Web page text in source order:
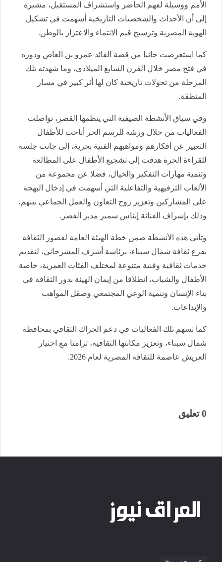
الأمم ووسيلة لفهم الحاضر واستشراف المستقبل، مشيرة
إلى أن الأحداث والشخصيات التاريخية أسهمت في تشكيل
الهوية المصرية وترسيخ قيم الانتماء والاعتزاز بالوطن.
كما استعرضت جانبا من قصة القائد عمرو بن العاص ودوره
في فتح مصر خلال القرن السابع الميلادي، وما شهدته تلك
المرحلة من تحولات تاريخية كان لها أثر كبير في مسار
المنطقة.
وفي سياق الأنشطة الصيفية التي ينظمها القصر، تواصلت
الفعاليات من خلال ورشة للرسم الحر أتاحت للأطفال
التعبير عن أفكارهم ومواهبهم الفنية بحرية، إلى جانب جلسة
للقراءة الحرة هدفت إلى تشجيع الأطفال على المطالعة
وتنمية مهارات التفكير والخيال، فضلا عن مجموعة من
الألعاب الترفيهية والتفاعلية التي أسهمت في إدخال البهجة
على المشاركين وتعزيز روح التعاون والعمل الجماعي بينهم،
وذلك بإشراف الفنانة إيناس سمير مدير القصر.
وتأتي هذه الأنشطة ضمن خطة الهيئة العامة لقصور الثقافة
بفرع ثقافة شمال سيناء، برئاسة أشرف المشرحاني، لتقديم
خدمات ثقافية وفنية متنوعة لمختلف الفئات العمرية، خاصة
الأطفال والشباب، انطلاقا من إيمان الهيئة بدور الثقافة في
بناء الإنسان وتنمية الوعي المجتمعي وصقل المواهب
والإبداعات.
كما تسهم تلك الفعاليات في دعم الحراك الثقافي بمحافظة
شمال سيناء، وتعزيز مكانتها الثقافية، تزامنا مع اختيار
العريش عاصمة للثقافة المصرية لعام 2026.
0 تعليق